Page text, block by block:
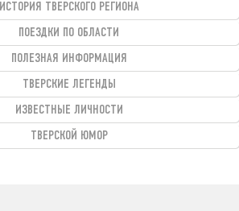
ИСТОРИЯ ТВЕРСКОГО РЕГИОНА
ПОЕЗДКИ ПО ОБЛАСТИ
ПОЛЕЗНАЯ ИНФОРМАЦИЯ
ТВЕРСКИЕ ЛЕГЕНДЫ
ИЗВЕСТНЫЕ ЛИЧНОСТИ
ТВЕРСКОЙ ЮМОР